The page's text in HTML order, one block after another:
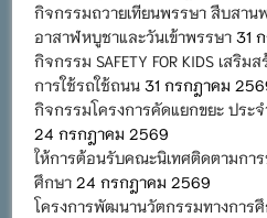
กิจกรรมถวายเทียนพรรษา สืบสาน
อาสาฬหบูชาและวันเข้าพรรษา 31
กิจกรรม SAFETY FOR KIDS เสริ
การใช้รถใช้ถนน 31 กรกฎาคม
กิจกรรมโครงการคัดแยกขยะ ปร
24 กรกฎาคม 2569
ให้การต้อนรับคณะนิเทศติดตามกา
ศึกษา 24 กรกฎาคม 2569
โครงการพัฒนานวัตกรรมทางการศึ